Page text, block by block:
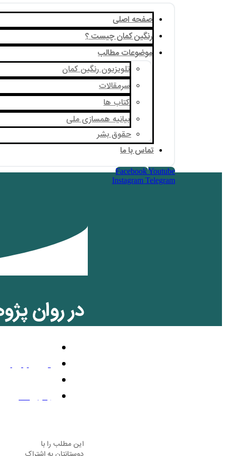
صفحه اصلی
رنگین کمان چیست ؟
موضوعات مطالب
تلویزیون رنگین کمان
سرمقالات
کتاب ها
بیانیه همسازی ملی
حقوق بشر
تماس با ما
FacebookYoutube
Instagram Telegram
در روان
آوریل 24, 2022
بدون نظر
این مطلب را با